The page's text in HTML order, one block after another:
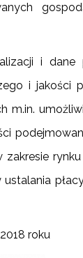
i dane
i jakości
m.in.
roku